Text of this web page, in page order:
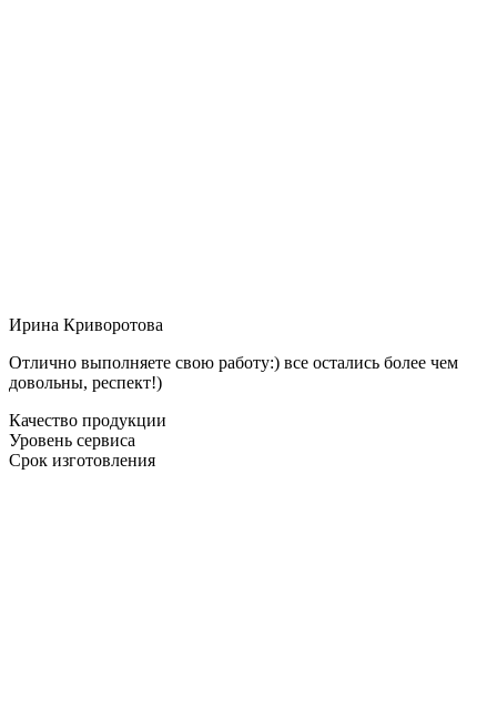
Ирина Криворотова
Отлично выполняете свою работу:) все остались более чем
довольны, респект!)
Качество продукции
Уровень сервиса
Срок изготовления